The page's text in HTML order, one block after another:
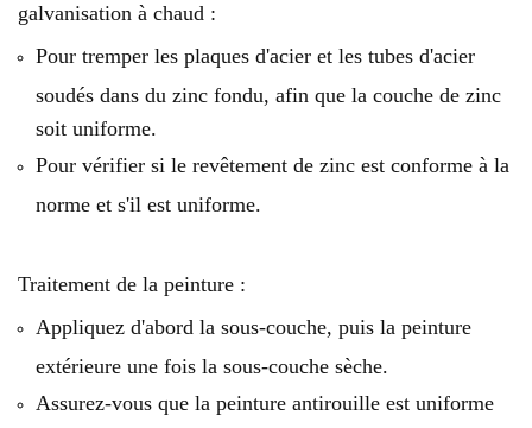
galvanisation à chaud :
Pour tremper les plaques d'acier et les tubes d'acier
soudés dans du zinc fondu, afin que la couche de zinc
soit uniforme.
Pour vérifier si le revêtement de zinc est conforme à la
norme et s'il est uniforme.
Traitement de la peinture :
Appliquez d'abord la sous-couche, puis la peinture
extérieure une fois la sous-couche sèche.
Assurez-vous que la peinture antirouille est uniforme